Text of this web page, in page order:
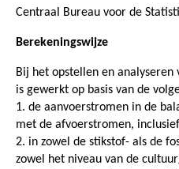
Centraal Bureau voor de
Berekeningswijze
Bij het opstellen en
is gewerkt op basis van de
1. de aanvoerstromen in de
met de afvoerstromen,
2. in zowel de stikstof- als de
zowel het niveau van de